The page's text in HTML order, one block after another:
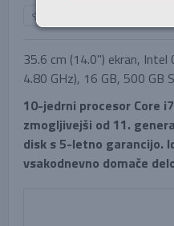
35.6 cm (14.0'') ekran,
4.80 GHz), 16 GB, 500 GB
10-jedrni procesor Core
zmogljivejši od 11.
disk s 5-letno garancijo.
vsakodnevno domače